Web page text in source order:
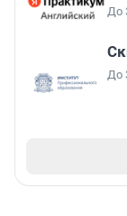
До
До